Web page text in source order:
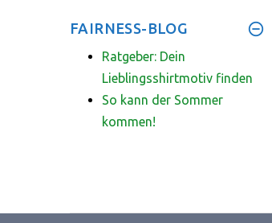
FAIRNESS-BLOG
Ratgeber: Dein
Lieblingsshirtmotiv finden
So kann der Sommer
kommen!